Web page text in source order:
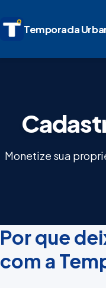
Temporada
Monetize sua
Por que
com a